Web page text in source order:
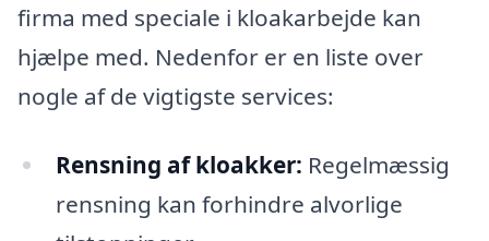
firma med speciale i kloakarbejde kan
hjælpe med. Nedenfor er en liste over
nogle af de vigtigste services:
Rensning af kloakker: Regelmæssig
rensning kan forhindre alvorlige